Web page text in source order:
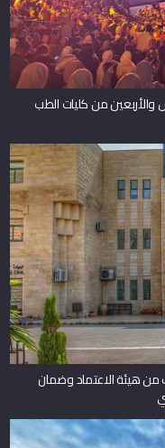
من كليات الطب
هيئة الاعتماد وضمان